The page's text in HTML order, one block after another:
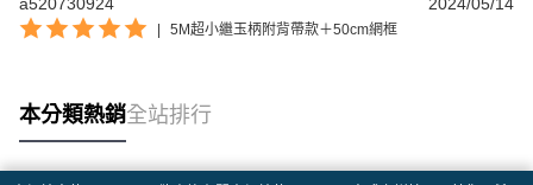
| 5M超小繼玉柄附背帶款＋50cm網框
本分類熱銷全站排行